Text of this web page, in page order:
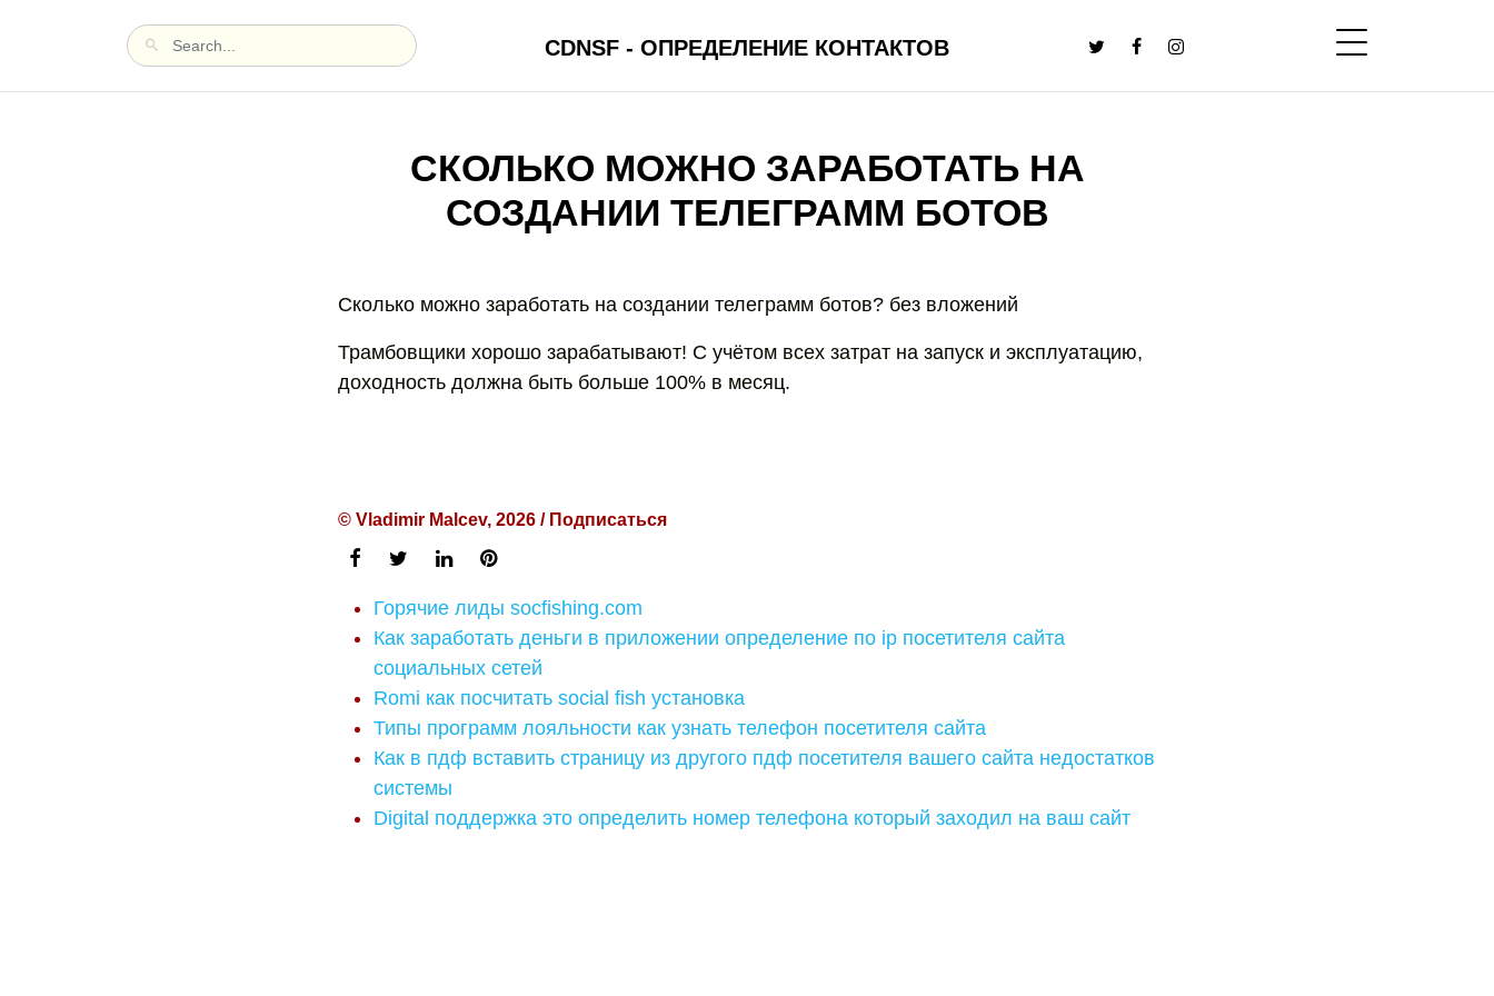
CDNSF - ОПРЕДЕЛЕНИЕ КОНТАКТОВ
СКОЛЬКО МОЖНО ЗАРАБОТАТЬ НА
СОЗДАНИИ ТЕЛЕГРАММ БОТОВ
Сколько можно заработать на создании телеграмм ботов? без вложений
Трамбовщики хорошо зарабатывают! С учётом всех затрат на запуск и эксплуатацию,
доходность должна быть больше 100% в месяц.
© Vladimir Malcev, 2026 / Подписаться
Горячие лиды socfishing.com
Как заработать деньги в приложении определение по ip посетителя сайта
социальных сетей
Romi как посчитать social fish установка
Типы программ лояльности как узнать телефон посетителя сайта
Как в пдф вставить страницу из другого пдф посетителя вашего сайта недостатков
системы
Digital поддержка это определить номер телефона который заходил на ваш сайт